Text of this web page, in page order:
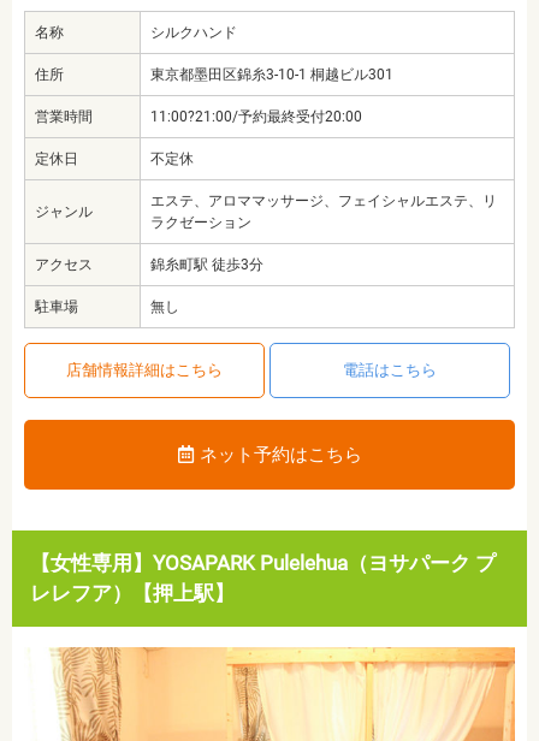
名称 シルクハンド
住所 東京都墨田区錦糸3-10-1 桐越ビル301
営業時間 11:00?21:00/予約最終受付20:00
定休日 不定休
ジャンル
エステ、アロママッサージ、フェイシャルエステ、リ
ラクゼーション
アクセス 錦糸町駅 徒歩3分
駐車場 無し
店舗情報詳細はこちら 電話はこちら
ネット予約はこちら
【女性専用】YOSAPARK Pulelehua（ヨサパーク プ
レレフア）【押上駅】